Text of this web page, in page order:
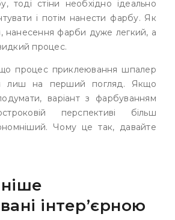
тоді стіни необхідно ідеально
і потім нанести фарбу. Як
нанесення фарби дуже легкий, а
процес.
що процес приклеювання шпалер
лиш на перший погляд. Якщо
варіант з фарбуванням
перспективі більш
Чому це так, давайте
інтер’єрною